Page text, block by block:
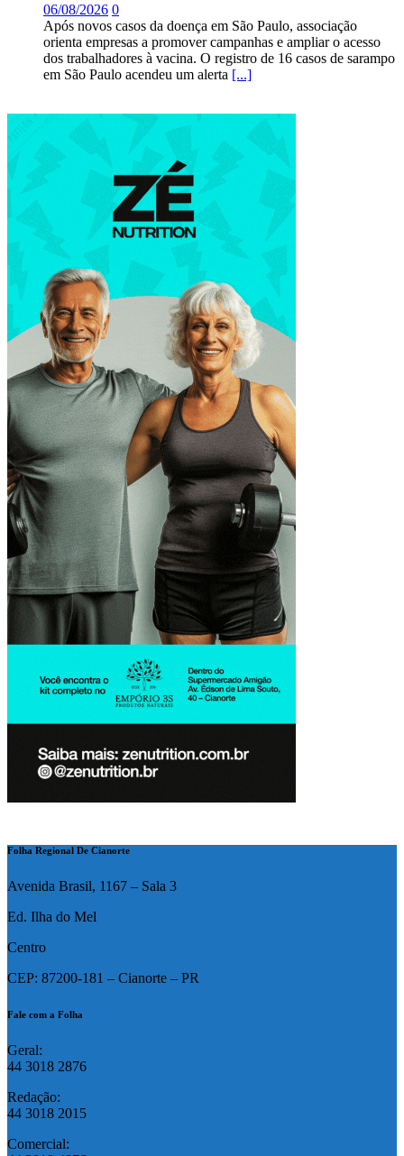
06/08/2026 0
Após novos casos da doença em São Paulo, associação
orienta empresas a promover campanhas e ampliar o acesso
dos trabalhadores à vacina. O registro de 16 casos de sarampo
em São Paulo acendeu um alerta [...]
Folha Regional De Cianorte
Avenida Brasil, 1167 – Sala 3
Ed. Ilha do Mel
Centro
CEP: 87200-181 – Cianorte – PR
Fale com a Folha
Geral:
44 3018 2876
Redação:
44 3018 2015
Comercial: